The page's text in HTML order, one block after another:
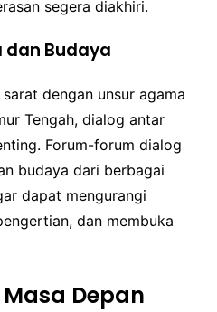
segera diakhiri.
dan Budaya
dengan unsur agama
Tengah, dialog antar
Forum-forum dialog
budaya dari berbagai
dapat mengurangi
dan membuka
Depan